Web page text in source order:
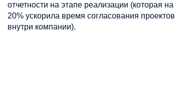
отчетности на этапе реализации (которая на
20% ускорила время согласования проектов
внутри компании).